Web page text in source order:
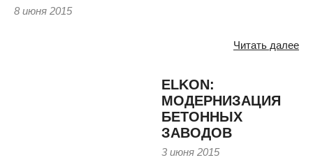
8 июня 2015
Читать далее
ELKON:
МОДЕРНИЗАЦИЯ
БЕТОННЫХ
ЗАВОДОВ
3 июня 2015